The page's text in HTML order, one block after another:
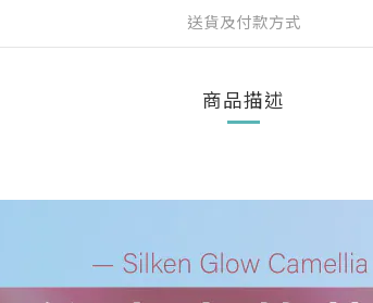
送貨及付款方式
商品描述